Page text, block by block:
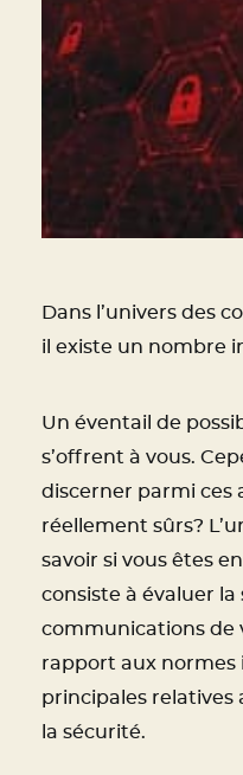
Dans l’univers des
il existe un nombre
Un éventail de
s’offrent à vous.
discerner parmi ces
réellement sûrs?
savoir si vous êtes
consiste à évaluer la
communications de
rapport aux normes
principales relatives
la sécurité.